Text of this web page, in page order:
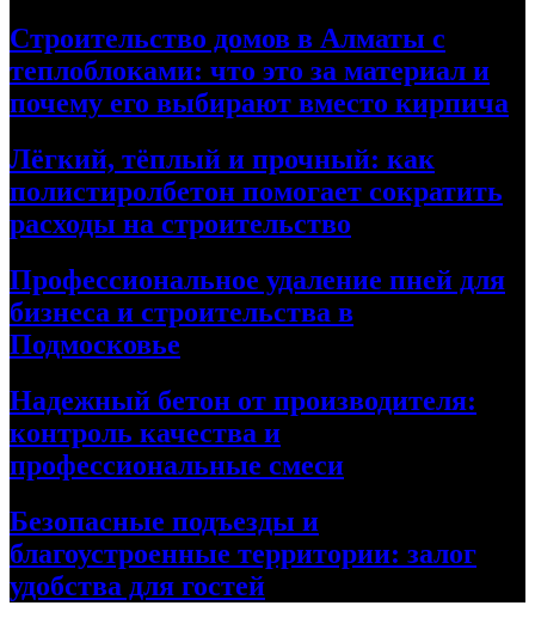
Строительство домов в Алматы с
теплоблоками: что это за материал и
почему его выбирают вместо кирпича
Лёгкий, тёплый и прочный: как
полистиролбетон помогает сократить
расходы на строительство
Профессиональное удаление пней для
бизнеса и строительства в
Подмосковье
Надежный бетон от производителя:
контроль качества и
профессиональные смеси
Безопасные подъезды и
благоустроенные территории: залог
удобства для гостей